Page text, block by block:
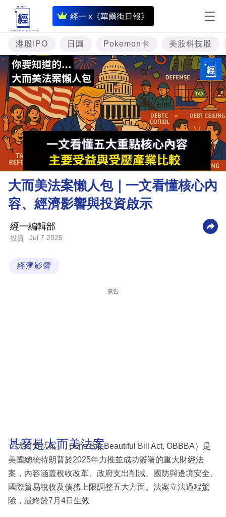
經一 x《華爾街日報》
即
時
財
經
專
題
投
資
樓
市
理
財
商
區
港股IPO 日圓 Pokemon卡 美股科技股
大而美法案懶人包｜一文看懂核心內
容、經濟影響與投資啟示
經一編輯部
投資 Jul 7 2025
經濟影響
廣告
甚麼是大而美法案
「大而美法案」（One Big Beautiful Bill Act, OBBBA）是
美國總統特朗普於2025年力推並成功簽署的重大財經法
案，內容涵蓋稅收改革、政府支出削減、國防與邊境安全、
國際貿易稅收及債務上限調整五大方面。法案立法過程驚
險，最終於7月4日生效